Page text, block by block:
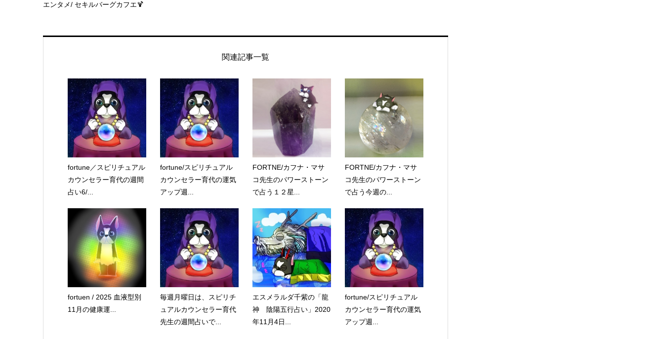
エンタメ/ セキルバーグカフエ🍹
関連記事一覧
fortune／スピリチュアル
カウンセラー育代の週間
占い6/...
fortune/スピリチュアル
カウンセラー育代の運気
アップ週...
FORTNE/カフナ・マサ
コ先生のパワーストーン
で占う１２星...
FORTNE/カフナ・マサ
コ先生のパワーストーン
で占う今週の...
fortuen / 2025 血液型別
11月の健康運...
毎週月曜日は、スピリチ
ュアルカウンセラー育代
先生の週間占いで...
エスメラルダ千紫の「龍
神 陰陽五行占い」2020
年11月4日...
fortune/スピリチュアル
カウンセラー育代の運気
アップ週...